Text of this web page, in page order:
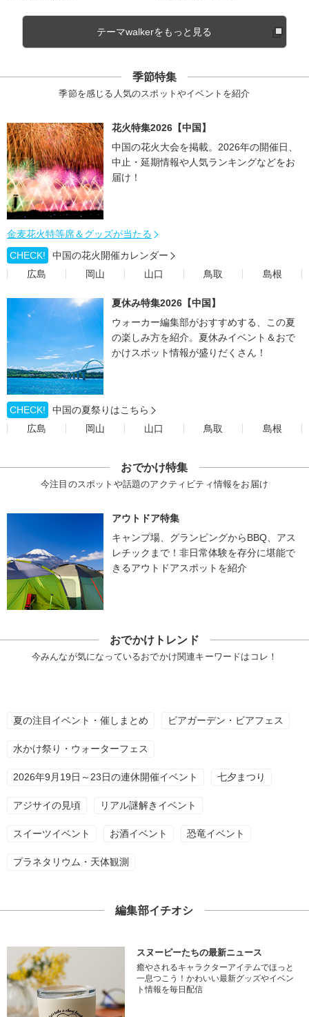
テーマwalkerをもっと見る
季節特集
季節を感じる人気のスポットやイベントを紹介
花火特集2026【中国】
中国の花火大会を掲載。2026年の開催日、
中止・延期情報や人気ランキングなどをお
届け！
金麦花火特等席＆グッズが当たる
CHECK!
中国の花火開催カレンダー
広島
岡山 山口 鳥取 島根
夏休み特集2026【中国】
ウォーカー編集部がおすすめする、この夏
の楽しみ方を紹介。夏休みイベント＆おで
かけスポット情報が盛りだくさん！
CHECK!
中国の夏祭りはこちら
広島
岡山 山口 鳥取 島根
おでかけ特集
今注目のスポットや話題のアクティビティ情報をお届け
アウトドア特集
キャンプ場、グランピングからBBQ、アス
レチックまで！非日常体験を存分に堪能で
きるアウトドアスポットを紹介
おでかけトレンド
今みんなが気になっているおでかけ関連キーワードはコレ！
夏の注目イベント・催しまとめ ビアガーデン・ビアフェス
水かけ祭り・ウォーターフェス
2026年9月19日～23日の連休開催イベント 七夕まつり
アジサイの見頃 リアル謎解きイベント
スイーツイベント お酒イベント 恐竜イベント
プラネタリウム・天体観測
編集部イチオシ
スヌーピーたちの最新ニュース
癒やされるキャラクターアイテムでほっと
一息つこう！かわいい最新グッズやイベン
ト情報を毎日配信